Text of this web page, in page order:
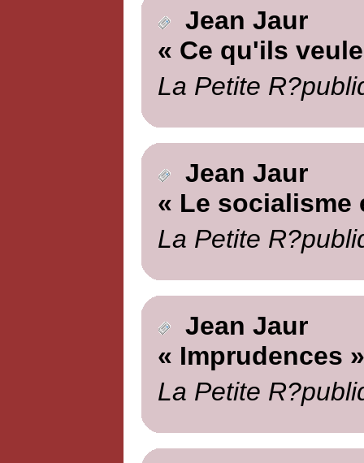
Jean Jaur
« Ce qu'ils
La Petite
Jean Jaur
« Le socialisme
La Petite
Jean Jaur
« Imprudences »
La Petite